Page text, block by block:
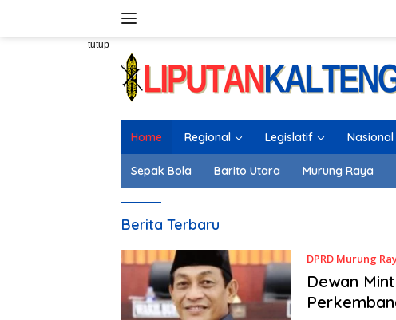
tutup
Home Regional Legislatif Nasional
Sepak Bola Barito Utara Murung Raya
Liputankalteng.com
Berita Terbaru
DPRD Murung
Dewan